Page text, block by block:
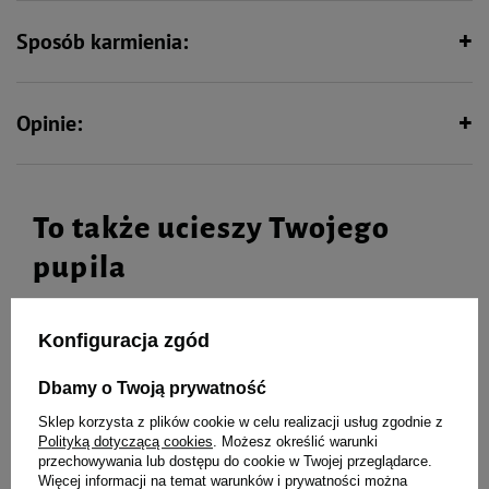
Sposób karmienia:
Opinie:
To także ucieszy Twojego
pupila
Taste Wściekły Byk 200 g
Taste Dziki Dzik 200 g
Konfiguracja zgód
Dbamy o Twoją prywatność
Sklep korzysta z plików cookie w celu realizacji usług zgodnie z
Polityką dotyczącą cookies. Możesz określić warunki
przechowywania lub dostępu do cookie w Twojej przeglądarce.
Więcej informacji na temat warunków i prywatności można